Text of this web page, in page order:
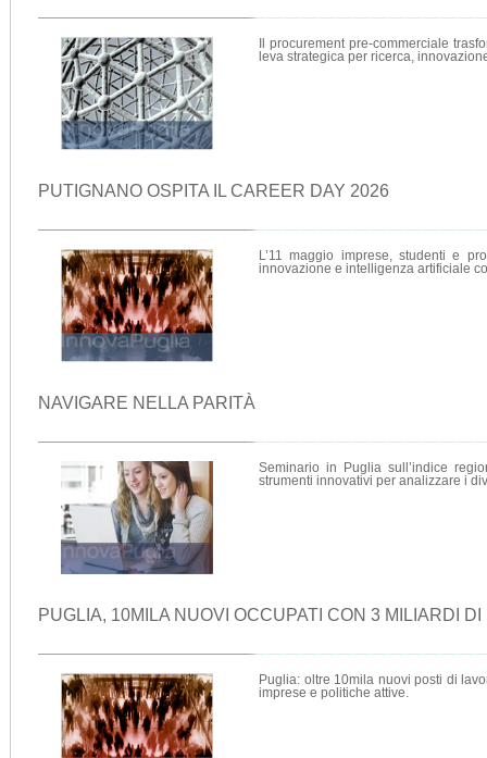
Il procurement pre-commerciale
leva strategica per ricerca,
PUTIGNANO OSPITA IL CAREER DAY 2026
L’11 maggio imprese, studenti e
innovazione e intelligenza artificiale
NAVIGARE NELLA PARITÀ
Seminario in Puglia sull’indice
strumenti innovativi per analizzare i
PUGLIA, 10MILA NUOVI OCCUPATI CON 3 MILIARDI
Puglia: oltre 10mila nuovi posti di
imprese e politiche attive.